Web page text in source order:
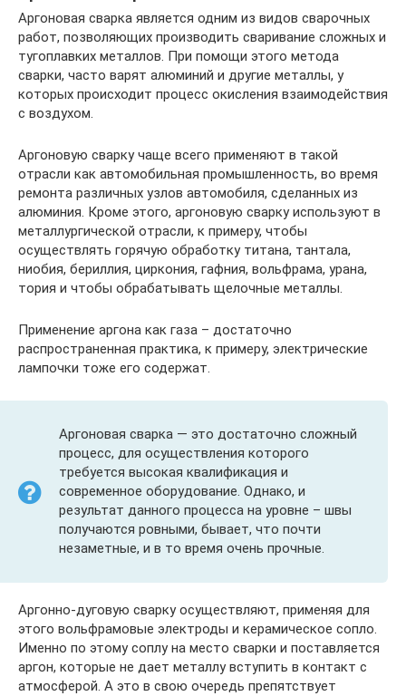
Аргоновая сварка является одним из видов сварочных
работ, позволяющих производить сваривание сложных и
тугоплавких металлов. При помощи этого метода
сварки, часто варят алюминий и другие металлы, у
которых происходит процесс окисления взаимодействия
с воздухом.
Аргоновую сварку чаще всего применяют в такой
отрасли как автомобильная промышленность, во время
ремонта различных узлов автомобиля, сделанных из
алюминия. Кроме этого, аргоновую сварку используют в
металлургической отрасли, к примеру, чтобы
осуществлять горячую обработку титана, тантала,
ниобия, бериллия, циркония, гафния, вольфрама, урана,
тория и чтобы обрабатывать щелочные металлы.
Применение аргона как газа – достаточно
распространенная практика, к примеру, электрические
лампочки тоже его содержат.
Аргоновая сварка — это достаточно сложный
процесс, для осуществления которого
требуется высокая квалификация и
современное оборудование. Однако, и
результат данного процесса на уровне – швы
получаются ровными, бывает, что почти
незаметные, и в то время очень прочные.
Аргонно-дуговую сварку осуществляют, применяя для
этого вольфрамовые электроды и керамическое сопло.
Именно по этому соплу на место сварки и поставляется
аргон, которые не дает металлу вступить в контакт с
атмосферой. А это в свою очередь препятствует